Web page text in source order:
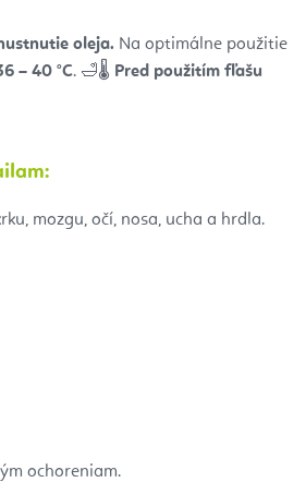
oleja. Na optimálne použitie
– 40 °C. 🛁🌡️ Pred použitím fľašu
mozgu, očí, nosa, ucha a hrdla.
ochoreniam.